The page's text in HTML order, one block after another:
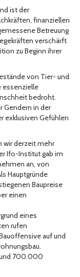
ist der
finanziellen
Betreuung
verschärft
zu Beginn ihrer
von Tier- und
essenzielle
bedroht.
Gendern in der
exklusiven Gefühlen
wir derzeit mehr
Ifo-Institut gab im
an, von
Hauptgründe
Baupreise
einen
eines
rufen
auf und
700.000